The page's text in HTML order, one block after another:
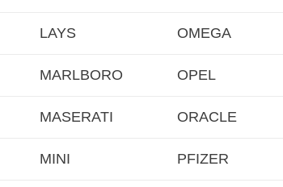
LAYS OMEGA
MARLBORO OPEL
MASERATI ORACLE
MINI PFIZER